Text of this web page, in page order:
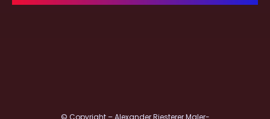
© Copyright – Alexander Riesterer Maler-